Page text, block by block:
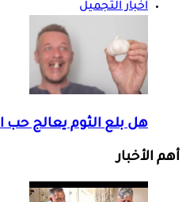
اخبار التجميل
هل بلع الثوم يعالج حب
أهم الأخبار